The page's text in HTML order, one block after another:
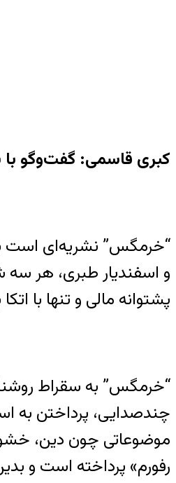
کبری قاسمی: گفت‌وگو
“خرمگس” نشریه‌ای است
و اسفندیار طبری، هر
پشتوانه مالی و تنها با
“خرمگس” به سقراط
چندصدایی، پرداختن به
موضوعاتی چون دین،
رفورم» پرداخته است و